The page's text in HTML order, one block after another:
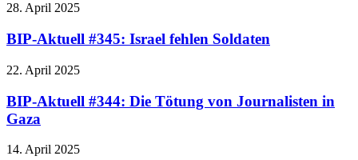
28. April 2025
BIP-Aktuell #345: Israel fehlen Soldaten
22. April 2025
BIP-Aktuell #344: Die Tötung von Journalisten in
Gaza
14. April 2025